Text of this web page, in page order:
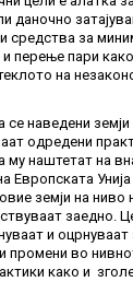
даночно
средства за
перење пари
на
наведени
одредени
му наштетат на
Европската
земји на ниво
заедно.
и оцрнуваат
промени во
како и